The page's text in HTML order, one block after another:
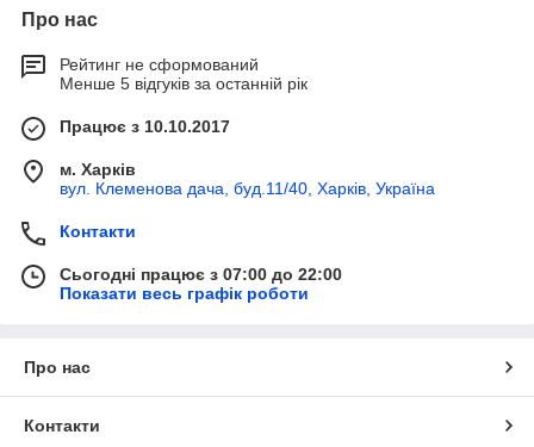
Про нас
Рейтинг не сформований
Менше 5 відгуків за останній рік
Працює з 10.10.2017
м. Харків
вул. Клеменова дача, буд.11/40, Харків, Україна
Контакти
Сьогодні працює з 07:00 до 22:00
Показати весь графік роботи
Про нас
Контакти